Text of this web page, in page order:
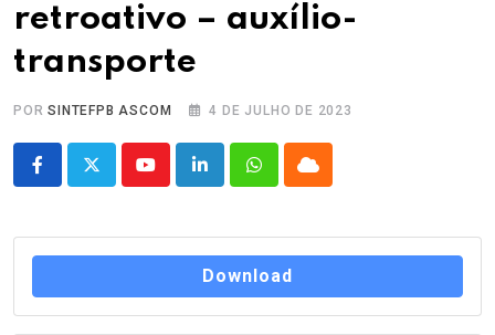
retroativo – auxílio-
transporte
PORSINTEFPB ASCOM 4 DE JULHO DE 2023
YoutubeLinkedInWhatsappCloud
Download